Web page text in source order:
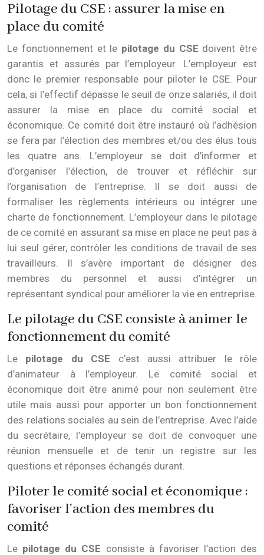
Pilotage du CSE : assurer la mise en
place du comité
Le fonctionnement et le pilotage du CSE doivent être
garantis et assurés par l’employeur. L’employeur est
donc le premier responsable pour piloter le CSE. Pour
cela, si l’effectif dépasse le seuil de onze salariés, il doit
assurer la mise en place du comité social et
économique. Ce comité doit être instauré où l’adhésion
se fera par l’élection des membres et/ou des élus tous
les quatre ans. L’employeur se doit d’informer et
d’organiser l’élection, de trouver et réfléchir sur
l’organisation de l’entreprise. Il se doit aussi de
formaliser les règlements intérieurs ou intégrer une
charte de fonctionnement. L’employeur dans le pilotage
de ce comité en assurant sa mise en place ne peut pas à
lui seul gérer, contrôler les conditions de travail de ses
travailleurs. Il s’avère important de désigner des
membres du personnel et aussi d’intégrer un
représentant syndical pour améliorer la vie en entreprise.
Le pilotage du CSE consiste à animer le
fonctionnement du comité
Le pilotage du CSE c’est aussi attribuer le rôle
d’animateur à l’employeur. Le comité social et
économique doit être animé pour non seulement être
utile mais aussi pour apporter un bon fonctionnement
des relations sociales au sein de l’entreprise. Avec l’aide
du secrétaire, l’employeur se doit de convoquer une
réunion mensuelle et de tenir un registre sur les
questions et réponses échangés durant.
Piloter le comité social et économique :
favoriser l’action des membres du
comité
Le pilotage du CSE consiste à favoriser l’action des